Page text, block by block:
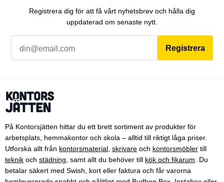
Registrera dig för att få vårt nyhetsbrev och hålla dig
uppdaterad om senaste nytt.
Registrera
På Kontorsjätten hittar du ett brett sortiment av produkter för
arbetsplats, hemmakontor och skola – alltid till riktigt låga priser.
Utforska allt från kontorsmaterial skrivare och kontorsmöbler till
teknik och städning , samt allt du behöver till kök och fikarum . Du
betalar säkert med Swish, kort eller faktura och får varorna